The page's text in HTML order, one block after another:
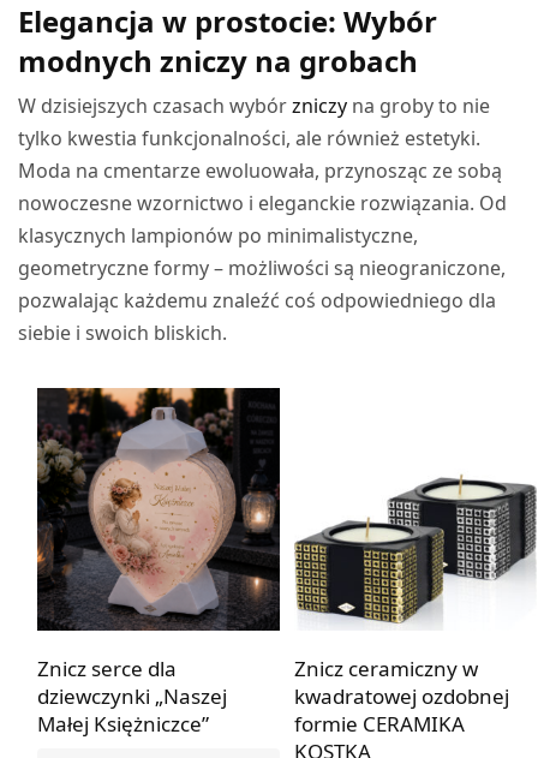
Elegancja w prostocie: Wybór
modnych zniczy na grobach
W dzisiejszych czasach wybórzniczy na groby to nie
tylko kwestia funkcjonalności, ale również estetyki.
Moda na cmentarze ewoluowała, przynosząc ze sobą
nowoczesne wzornictwo i eleganckie rozwiązania. Od
klasycznych lampionów po minimalistyczne,
geometryczne formy – możliwości są nieograniczone,
pozwalając każdemu znaleźć coś odpowiedniego dla
siebie i swoich bliskich.
Znicz serce dla
dziewczynki „Naszej
Małej Księżniczce”
Znicz ceramiczny w
kwadratowej ozdobnej
formie CERAMIKA
KOSTKA